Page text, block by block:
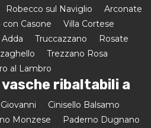
Robecco sul Naviglio
Arconate
con Casone
Villa Cortese
Truccazzano
Rosate
Trezzano Rosa
al Lambro
ribaltabili a
Cinisello Balsamo
Monzese
Paderno Dugnano